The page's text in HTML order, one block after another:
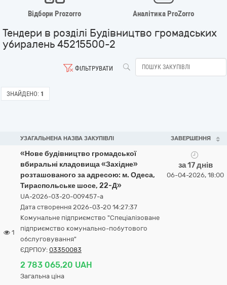
Відбори Prozorro Аналітика ProZorro
Тендери в розділі Будівництво громадських
убиралень 45215500-2
ФІЛЬТРУВАТИ
ЗНАЙДЕНО: 1
УЗАГАЛЬНЕНА НАЗВА ЗАКУПІВЛІ ЗАВЕРШЕННЯ
1
«Нове будівництво громадської
вбиральні кладовища «Західне»
розташованого за адресою: м. Одеса,
Тираспольське шосе, 22-Д»
UA-2026-03-20-009457-a
Дата створення 2026-03-20 14:27:37
Комунальне підприємство "Спеціалізоване
підприємство комунально-побутового
обслуговування"
ЄДРПОУ: 03350083
2 783 065,20 UAH
Загальна ціна
за 17 днів
06-04-2026, 18:00